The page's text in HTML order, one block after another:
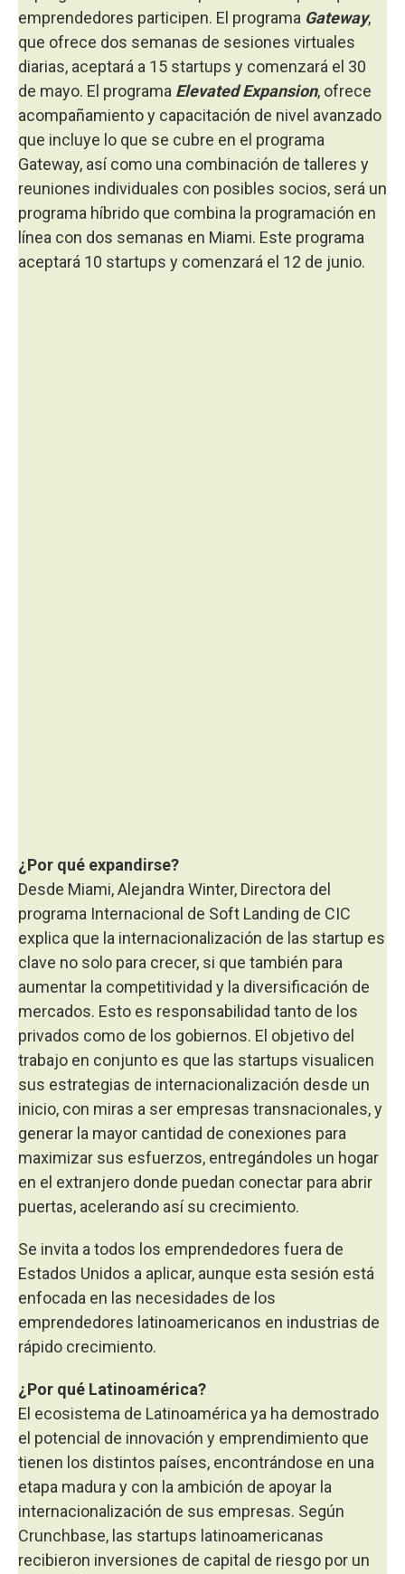
emprendedores participen. El programa Gateway,
que ofrece dos semanas de sesiones virtuales
diarias, aceptará a 15 startups y comenzará el 30
de mayo. El programa Elevated Expansion, ofrece
acompañamiento y capacitación de nivel avanzado
que incluye lo que se cubre en el programa
Gateway, así como una combinación de talleres y
reuniones individuales con posibles socios, será un
programa híbrido que combina la programación en
línea con dos semanas en Miami. Este programa
aceptará 10 startups y comenzará el 12 de junio.
¿Por qué expandirse?
Desde Miami, Alejandra Winter, Directora del
programa Internacional de Soft Landing de CIC
explica que la internacionalización de las startup es
clave no solo para crecer, si que también para
aumentar la competitividad y la diversificación de
mercados. Esto es responsabilidad tanto de los
privados como de los gobiernos. El objetivo del
trabajo en conjunto es que las startups visualicen
sus estrategias de internacionalización desde un
inicio, con miras a ser empresas transnacionales, y
generar la mayor cantidad de conexiones para
maximizar sus esfuerzos, entregándoles un hogar
en el extranjero donde puedan conectar para abrir
puertas, acelerando así su crecimiento.
Se invita a todos los emprendedores fuera de
Estados Unidos a aplicar, aunque esta sesión está
enfocada en las necesidades de los
emprendedores latinoamericanos en industrias de
rápido crecimiento.
¿Por qué Latinoamérica?
El ecosistema de Latinoamérica ya ha demostrado
el potencial de innovación y emprendimiento que
tienen los distintos países, encontrándose en una
etapa madura y con la ambición de apoyar la
internacionalización de sus empresas. Según
Crunchbase, las startups latinoamericanas
recibieron inversiones de capital de riesgo por un